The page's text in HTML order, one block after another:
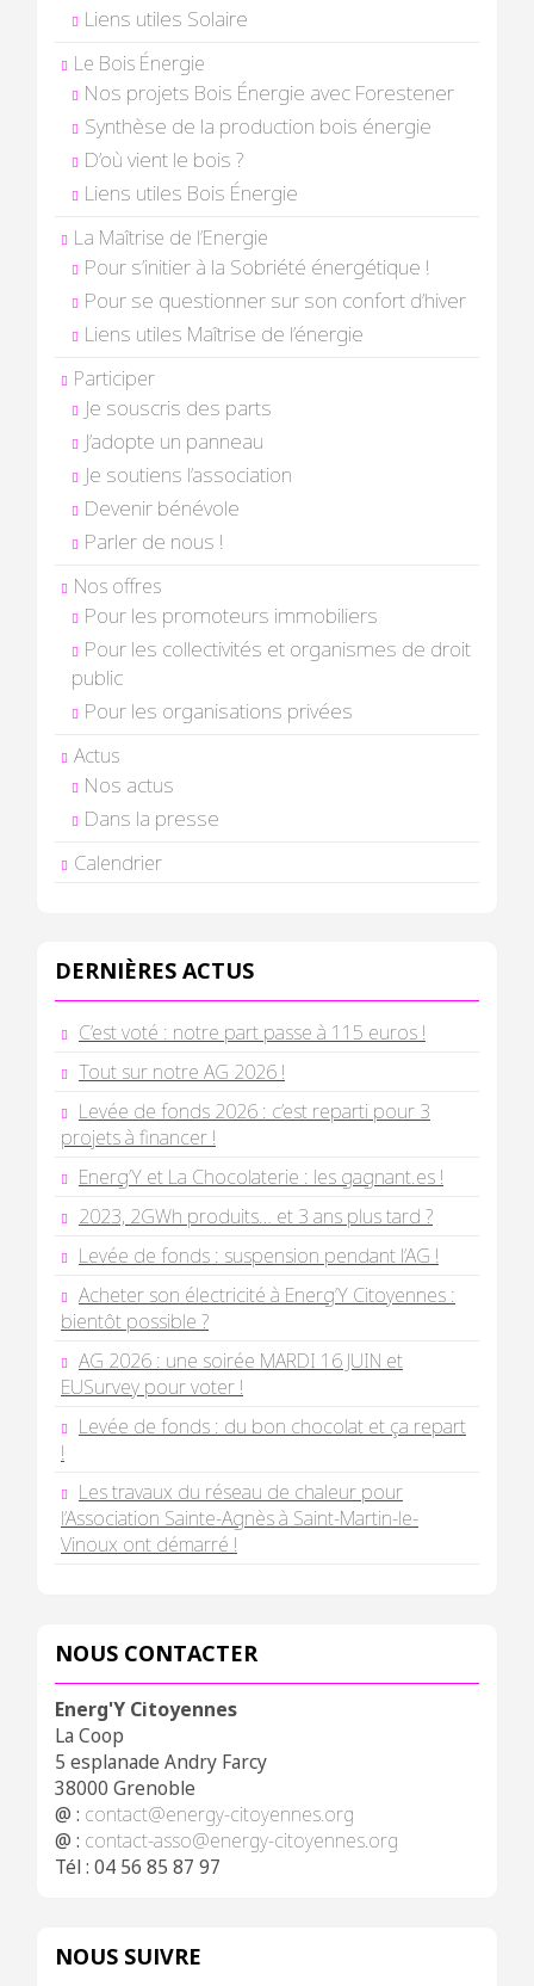
Liens utiles Solaire
Le Bois Énergie
Nos projets Bois Énergie avec Forestener
Synthèse de la production bois énergie
D’où vient le bois ?
Liens utiles Bois Énergie
La Maîtrise de l’Energie
Pour s’initier à la Sobriété énergétique !
Pour se questionner sur son confort d’hiver
Liens utiles Maîtrise de l’énergie
Participer
Je souscris des parts
J’adopte un panneau
Je soutiens l’association
Devenir bénévole
Parler de nous !
Nos offres
Pour les promoteurs immobiliers
Pour les collectivités et organismes de droit
public
Pour les organisations privées
Actus
Nos actus
Dans la presse
Calendrier
DERNIÈRES ACTUS
C’est voté : notre part passe à 115 euros !
Tout sur notre AG 2026 !
Levée de fonds 2026 : c’est reparti pour 3
projets à financer !
Energ’Y et La Chocolaterie : les gagnant.es !
2023, 2GWh produits… et 3 ans plus tard ?
Levée de fonds : suspension pendant l’AG !
Acheter son électricité à Energ’Y Citoyennes :
bientôt possible ?
AG 2026 : une soirée MARDI 16 JUIN et
EUSurvey pour voter !
Levée de fonds : du bon chocolat et ça repart
!
Les travaux du réseau de chaleur pour
l’Association Sainte-Agnès à Saint-Martin-le-
Vinoux ont démarré !
NOUS CONTACTER
Energ'Y Citoyennes
La Coop
5 esplanade Andry Farcy
38000 Grenoble
@ : contact@energy-citoyennes.org
@ : contact-asso@energy-citoyennes.org
Tél : 04 56 85 87 97
NOUS SUIVRE